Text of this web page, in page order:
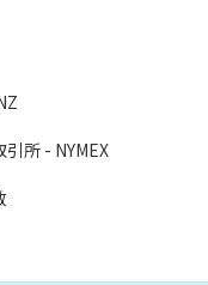
所 - NYMEX